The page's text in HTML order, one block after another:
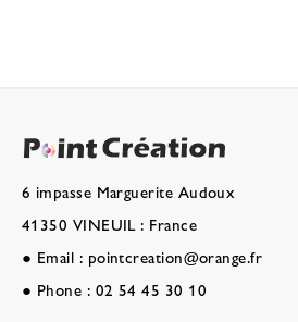
6 impasse Marguerite Audoux
41350 VINEUIL : France
● Email : pointcreation@orange.fr
● Phone : 02 54 45 30 10